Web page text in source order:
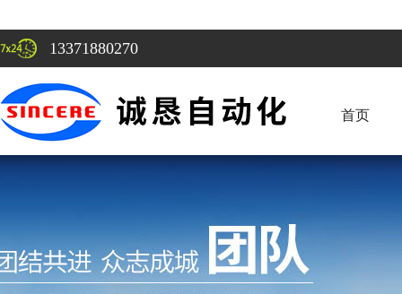
13371880270
首页